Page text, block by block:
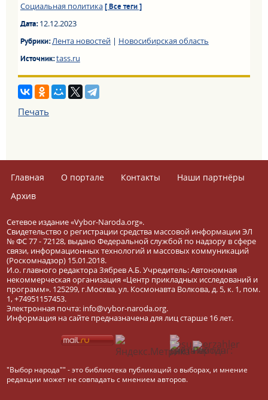
Социальная политика [ Все теги ]
Дата:12.12.2023
Рубрики:Лента новостей| Новосибирская область
Источник:tass.ru
Печать
Главная О портале Контакты
Наши партнёры
Архив
Сетевое издание «Vybor-Naroda.org».
Свидетельство о регистрации средства массовой информации ЭЛ
№ ФС 77 - 72128, выдано Федеральной службой по надзору в сфере
связи, информационных технологий и массовых коммуникаций
(Роскомнадзор) 15.01.2018.
И.о. главного редактора Зябрев А.Б. Учредитель: Автономная
некоммерческая организация «Центр прикладных исследований и
программ». 125299, г.Москва, ул. Космонавта Волкова, д. 5, к. 1, пом.
1, +74951157453.
Электронная почта: info@vybor-naroda.org.
Информация на сайте предназначена для лиц старше 16 лет.
"Выбор народа"" - это библиотека публикаций о выборах, и мнение
редакции может не совпадать с мнением авторов.